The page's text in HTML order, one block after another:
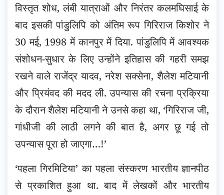
विस्तृत शोध, लंबी यात्राओं और निरंतर कलमघिसाई के
बाद इसकी पांडुलिपि को अंतिम रूप गिरिराज किशोर ने
30 मई, 1998 में कानपुर में दिया. पांडुलिपि में आवश्यक
संशोधन-सुधार के लिए उन्होंने इतिहास की गहरी समझ
रखने वाले राजेंद्र यादव, नरेश सक्सेना, शैलेश मटियानी
और प्रियंवद की मदद ली. उपन्यास की रचना प्रक्रिया
के दौरान शैलेश मटियानी ने उनसे कहा था, ‘गिरिराज जी,
गांधीजी की लाठी लगने की बात है, अगर छू गई तो
उपन्यास पूरा हो जाएगा…!’
‘पहला गिरमिटिया’ का पहला संस्करण भारतीय ज्ञानपीठ
से प्रकाशित हुआ था. बाद में लेखकों और भारतीय